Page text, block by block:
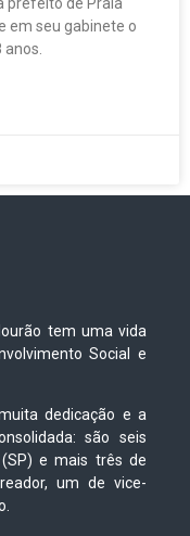
em seu gabinete o
tem uma vida
Social e
dedicação e a
são seis
e mais três de
um de vice-